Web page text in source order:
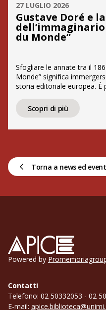
27 LUGLIO 2026
Gustave Doré e
du Monde”
Sfogliare le annate tra il
Monde” significa
storia editoriale europea. È
Édouard Charton, che
alla costruzione
Scopri di più
Torna a news ed
Apice
Powered by
Contatti
Telefono: 02 50332053 - 02
E-mail: